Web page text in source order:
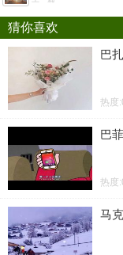
猜你喜欢
巴
热度
巴
热度
马